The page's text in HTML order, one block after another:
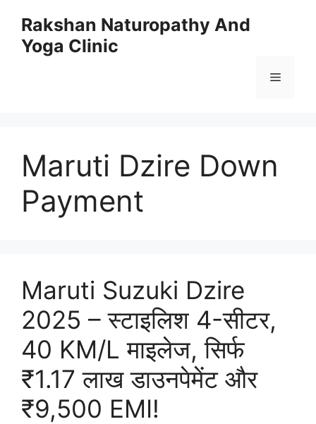
content
Rakshan Naturopathy And
Yoga Clinic
Menu
Maruti Dzire Down
Payment
Maruti Suzuki Dzire
2025 – स्टाइलिश 4-सीटर,
40 KM/L माइलेज, सिर्फ
₹1.17 लाख डाउनपेमेंट और
₹9,500 EMI!